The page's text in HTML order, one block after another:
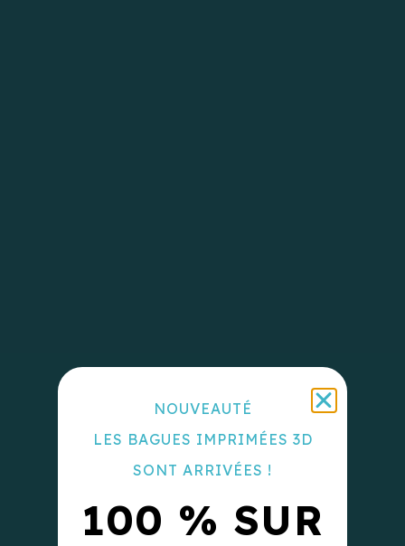
NOUVEAUTÉ
LES BAGUES IMPRIMÉES 3D
SONT ARRIVÉES !
100 % SUR